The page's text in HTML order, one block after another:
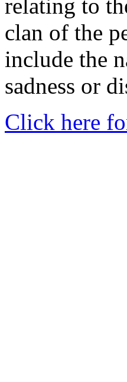
relating to
clan of the
include the
sadness or
Click here